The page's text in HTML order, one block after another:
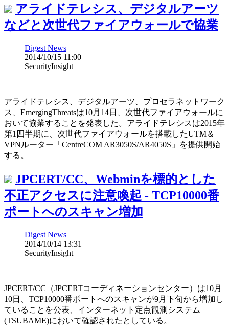
アライドテレシス、デジタルアーツ
などと次世代ファイアウォールで協業
Digest News
2014/10/15 11:00
SecurityInsight
アライドテレシス、デジタルアーツ、プロセラネットワーク
ス、EmergingThreatsは10月14日、次世代ファイアウォールに
おいて協業することを発表した。アライドテレシスは2015年
第1四半期に、次世代ファイアウォールを搭載したUTM＆
VPNルーター「CentreCOM AR3050S/AR4050S」を提供開始
する。
JPCERT/CC、Webminを標的とした
不正アクセスに注意喚起 - TCP10000番
ポートへのスキャン増加
Digest News
2014/10/14 13:31
SecurityInsight
JPCERT/CC（JPCERTコーディネーションセンター）は10月
10日、TCP10000番ポートへのスキャンが9月下旬から増加し
ていることを公表、インターネット定点観測システム
(TSUBAME)において確認されたとしている。